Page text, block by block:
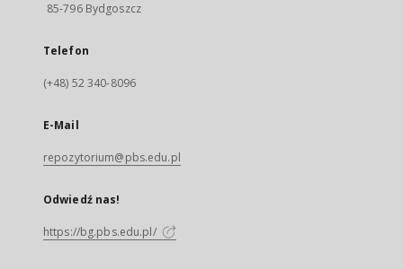
85-796 Bydgoszcz
Telefon
(+48) 52 340-8096
E-Mail
repozytorium@pbs.edu.pl
Odwiedź nas!
https://bg.pbs.edu.pl/